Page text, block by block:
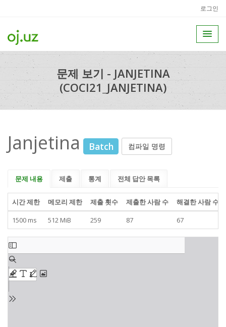
로그인
문제 보기 - JANJETINA
(COCI21_JANJETINA)
Janjetina Batch 컴파일 명령
문제 내용 제출 통계 전체 답안 목록
시간 제한 메모리 제한 제출 횟수 제출한 사람 수
해결한 사람 수
1500 ms
512 MiB 259 87 67